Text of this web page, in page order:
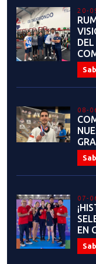
20-
08-
07-
EN